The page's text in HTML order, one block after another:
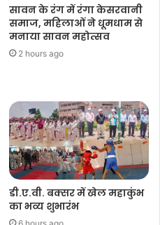
सावन के रंग में रंगा केसरवानी
समाज, महिलाओं ने धूमधाम से
मनाया सावन महोत्सव
2 hours ago
डी.ए.वी. बक्सर में खेल महाकुंभ
का भव्य शुभारंभ